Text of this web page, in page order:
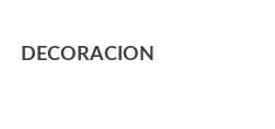
DECORACION